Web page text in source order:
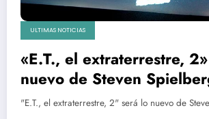
ULTIMAS NOTICIAS
«E.T., el extraterrestre,
nuevo de Steven
"E.T., el extraterrestre, 2" será lo nuevo de